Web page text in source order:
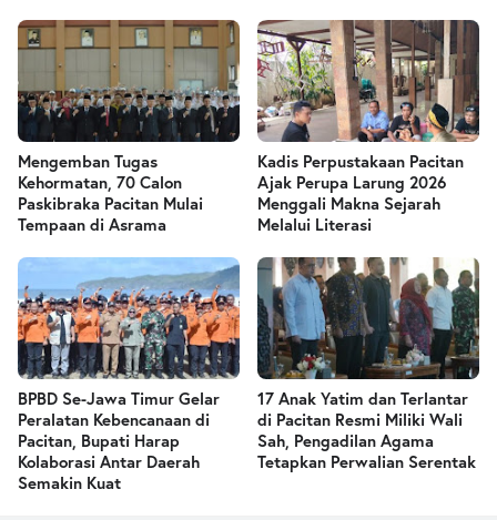
Mengemban Tugas
Kehormatan, 70 Calon
Paskibraka Pacitan Mulai
Tempaan di Asrama
Kadis Perpustakaan Pacitan
Ajak Perupa Larung 2026
Menggali Makna Sejarah
Melalui Literasi
BPBD Se-Jawa Timur Gelar
Peralatan Kebencanaan di
Pacitan, Bupati Harap
Kolaborasi Antar Daerah
Semakin Kuat
17 Anak Yatim dan Terlantar
di Pacitan Resmi Miliki Wali
Sah, Pengadilan Agama
Tetapkan Perwalian Serentak